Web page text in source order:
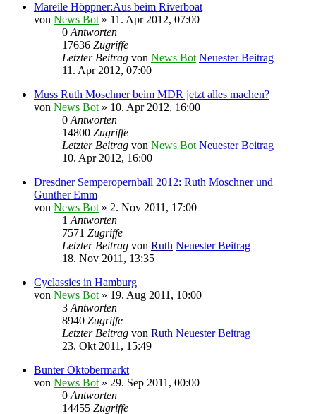
Mareile Höppner:Aus beim Riverboat
von News Bot » 11. Apr 2012, 07:00
0 Antworten
17636 Zugriffe
Letzter Beitrag von News Bot Neuester Beitrag
11. Apr 2012, 07:00
Muss Ruth Moschner beim MDR jetzt alles machen?
von News Bot » 10. Apr 2012, 16:00
0 Antworten
14800 Zugriffe
Letzter Beitrag von News Bot Neuester Beitrag
10. Apr 2012, 16:00
Dresdner Semperopernball 2012: Ruth Moschner und
Gunther Emm
von News Bot » 2. Nov 2011, 17:00
1 Antworten
7571 Zugriffe
Letzter Beitrag von Ruth Neuester Beitrag
18. Nov 2011, 13:35
Cyclassics in Hamburg
von News Bot » 19. Aug 2011, 10:00
3 Antworten
8940 Zugriffe
Letzter Beitrag von Ruth Neuester Beitrag
23. Okt 2011, 15:49
Bunter Oktobermarkt
von News Bot » 29. Sep 2011, 00:00
0 Antworten
14455 Zugriffe